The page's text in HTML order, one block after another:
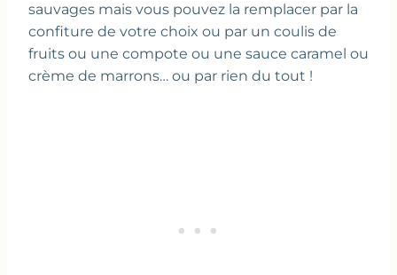
sauvages mais vous pouvez la remplacer par la
confiture de votre choix ou par un coulis de
fruits ou une compote ou une sauce caramel ou
crème de marrons… ou par rien du tout !